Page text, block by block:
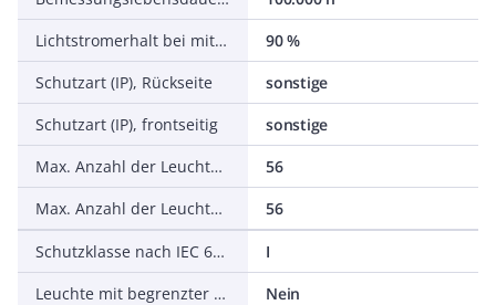
Lichtstromerhalt bei mittl. Nutzungsdauer 50.000 h bei 25 °C Umgebungstemp.
90 %
Schutzart (IP), Rückseite
sonstige
Schutzart (IP), frontseitig
sonstige
Max. Anzahl der Leuchten pro Leitungsschutzschalter B16
56
Max. Anzahl der Leuchten pro Leitungsschutzschalter C16
56
Schutzklasse nach IEC 61140
I
Leuchte mit begrenzter Oberflächentemperatur D-Zeichen nach EN 60598-2-24
Nein